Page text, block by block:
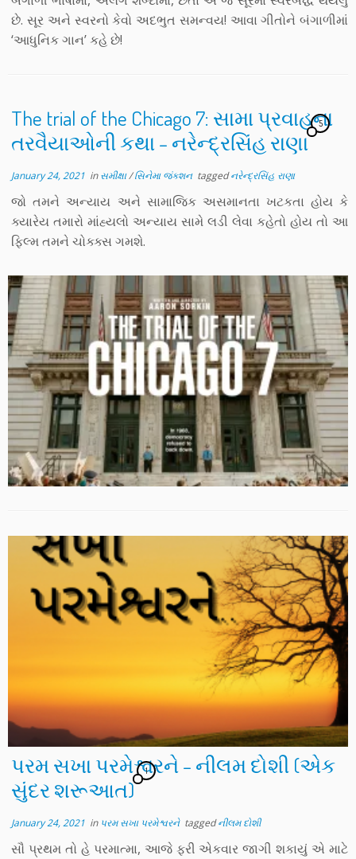
છે. સૂર અને સ્વરનો કેવો અદભુત સમન્વય! આવા ગીતોને બંગાળીમાં
‘આધુનિક ગાન’ કહે છે!
The trial of the Chicago 7: સામા પ્રવાહના
તરવૈયાઓની કથા – નરેન્દ્રસિંહ રાણા
5
January 24, 2021 inસમીક્ષા/સિનેમા જંક્શન taggedનરેન્દ્રસિંહ રાણા
જો તમને અન્યાય અને સામાજિક અસમાનતા ખટકતા હોય કે
ક્યારેય તમારો માંહ્યલો અન્યાય સામે લડી લેવા કહેતો હોય તો આ
ફિલ્મ તમને ચોક્ક્સ ગમશે.
પરમ સખા પરમેશ્વરને – નીલમ દોશી (એક
સુંદર શરૂઆત)
1
January 24, 2021 in પરમ સખા પરમેશ્વરને taggedનીલમ દોશી
સૌ પ્રથમ તો હે પરમાત્મા, આજે ફરી એકવાર જાગી શકાયું એ માટે